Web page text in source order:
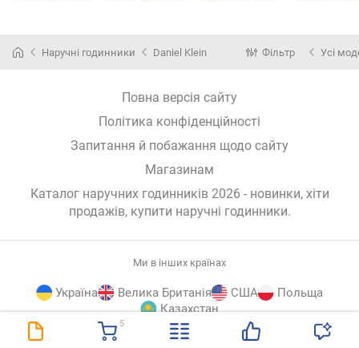
5
Наручні годинники Daniel Klein Фільтр Усі
Повна версія сайту
Політика конфіденційності
Запитання й побажання щодо сайту
Магазинам
Каталог наручних годинників 2026 - новинки, хіти
продажів, купити наручні годинники.
Ми в інших країнах
Україна Велика Британія США
Польща
Казахстан